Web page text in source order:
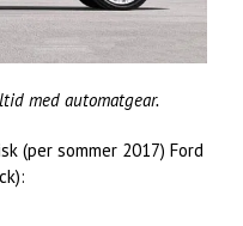
med automatgear.
(per sommer 2017) Ford